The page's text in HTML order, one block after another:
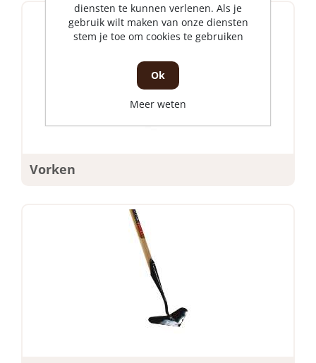
Vorken
diensten te kunnen verlenen. Als je
gebruik wilt maken van onze diensten
stem je toe om cookies te gebruiken
Ok
Meer weten